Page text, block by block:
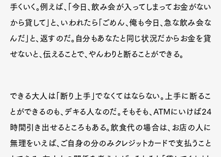
手くいく。例えば、「今日、飲み会が入ってしまってお金がない
から貸して」と、いわれたら「ごめん、俺も今日、急な飲み会な
んだ」と、返すのだ。自分もあなたと同じ状況だからお金を貸
せないと、伝えることで、やんわりと断ることができる。
できる大人は「断り上手」でなくてはならない。上手に断るこ
とができるのも、デキる人なのだ。そもそも、ATMにいけば24
時間引き出せるところもある。飲食代の場合は、お店の人に
無理をいえば、ご自身の分のみクレジットカードで支払うこと